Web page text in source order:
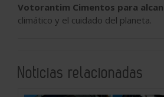
Votorantim Cimentos para
climático y el cuidado del planeta.
Noticias relacionadas